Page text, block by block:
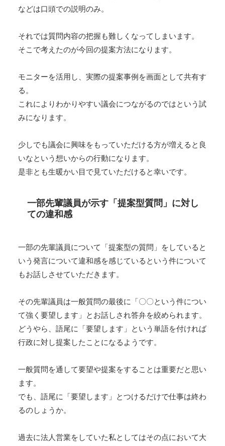
などは口頭での説明のみ。
それでは質問内容の把握も難しくなってしまいます。
そこで考えたのが今回の提案方法になります。
モニターを活用し、実際の提案事例を画面として共有す
る。
これによりわかりやすい議会につながるのではという試
みになります。
少しでも議会に興味をもっていただける方が増えると良
いなという想いからの行動になります。
是非とも生暖かい目で見ていただけると幸いです。
一部先輩議員が示す「提案型質問」に対し
ての違和感
一部の先輩議員について「提案型の質問」をしていると
いう発言について違和感を感じているという件について
もお話しさせていただきます。
その先輩議員は一般質問の最後に「〇〇という件につい
て強く要望します」とお話しされ答弁を絞められます。
どうやら、語尾に「要望します」という単語を付ければ
行政に対し提案したことになるようです。
一般質問を通して要望や提案をすることは重要だと思い
ます。
でも、語尾に「要望します」とつけるだけで仕事は終わ
るのしょうか。
過去に法人営業をしていた私としてはその点において大